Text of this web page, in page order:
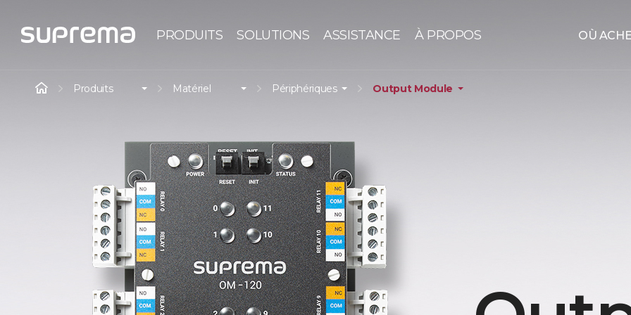
PRODUITS SOLUTIONS ASSISTANCE À PROPOS OÙ
Produits Matériel Périphériques Output Module